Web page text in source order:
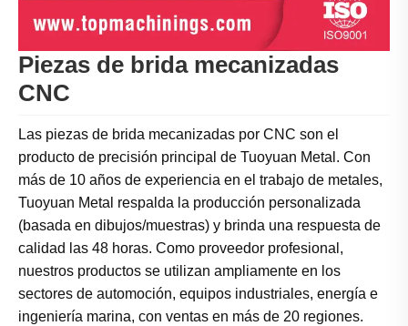
Piezas de brida mecanizadas
CNC
Las piezas de brida mecanizadas por CNC son el
producto de precisión principal de Tuoyuan Metal. Con
más de 10 años de experiencia en el trabajo de metales,
Tuoyuan Metal respalda la producción personalizada
(basada en dibujos/muestras) y brinda una respuesta de
calidad las 48 horas. Como proveedor profesional,
nuestros productos se utilizan ampliamente en los
sectores de automoción, equipos industriales, energía e
ingeniería marina, con ventas en más de 20 regiones.